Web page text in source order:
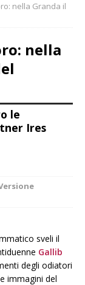
nella Granda il
nella
le
Ires
sveli il
Gallib
degli odiatori
immagini del